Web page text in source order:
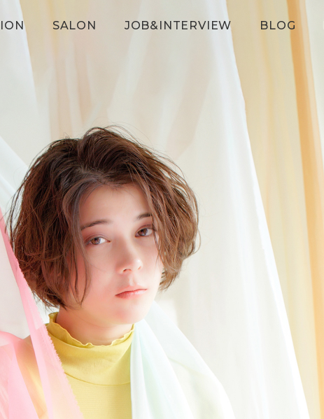
SALON JOB&INTERVIEW BLOG